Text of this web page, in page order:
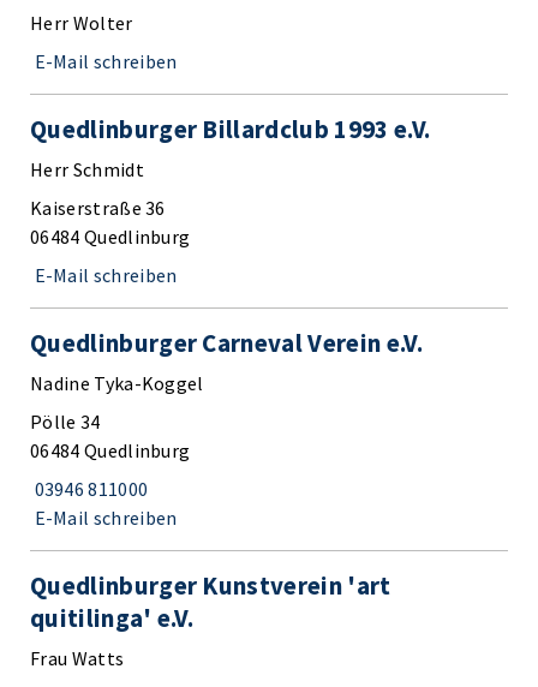
Herr Wolter
E-Mail schreiben
Quedlinburger Billardclub 1993 e.V.
Herr Schmidt
Kaiserstraße 36
06484 Quedlinburg
E-Mail schreiben
Quedlinburger Carneval Verein e.V.
Nadine Tyka-Koggel
Pölle 34
06484 Quedlinburg
03946 811000
E-Mail schreiben
Quedlinburger Kunstverein 'art
quitilinga' e.V.
Frau Watts